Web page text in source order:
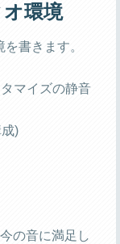
環境
書きます。
マイズの静音
)
の音に満足し